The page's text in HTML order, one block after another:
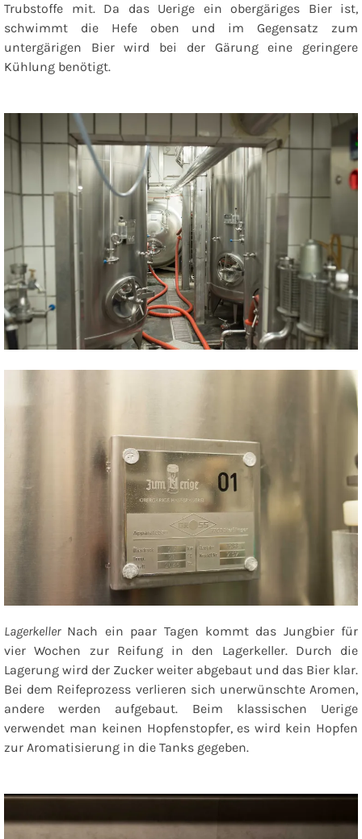
Trubstoffe mit. Da das Uerige ein obergäriges Bier ist,
schwimmt die Hefe oben und im Gegensatz zum
untergärigen Bier wird bei der Gärung eine geringere
Kühlung benötigt.
LagerkellerNach ein paar Tagen kommt das Jungbier für
vier Wochen zur Reifung in den Lagerkeller. Durch die
Lagerung wird der Zucker weiter abgebaut und das Bier klar.
Bei dem Reifeprozess verlieren sich unerwünschte Aromen,
andere werden aufgebaut. Beim klassischen Uerige
verwendet man keinen Hopfenstopfer, es wird kein Hopfen
zur Aromatisierung in die Tanks gegeben.